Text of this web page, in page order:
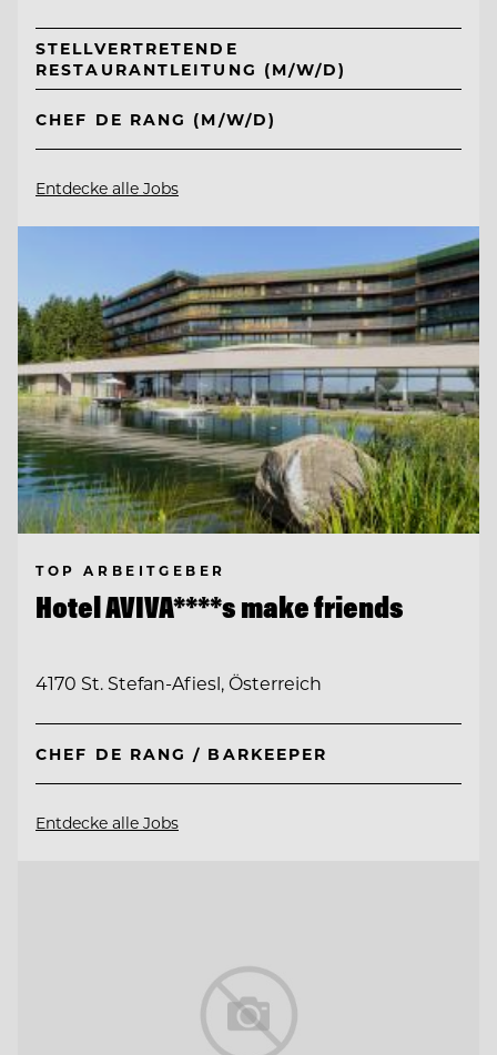
STELLVERTRETENDE
RESTAURANTLEITUNG (M/W/D)
CHEF DE RANG (M/W/D)
Entdecke alle Jobs
TOP ARBEITGEBER
Hotel AVIVA****s make friends
4170 St. Stefan-Afiesl, Österreich
CHEF DE RANG / BARKEEPER
Entdecke alle Jobs